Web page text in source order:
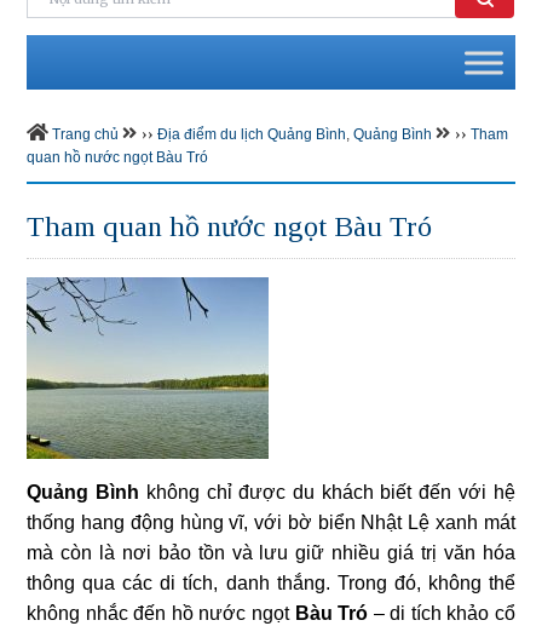
Trang chủ ›› Địa điểm du lịch Quảng Bình,Quảng Bình ›› Tham
quan hồ nước ngọt Bàu Tró
Tham quan hồ nước ngọt Bàu Tró
Quảng Bình không chỉ được du khách biết đến với hệ
thống hang động hùng vĩ, với bờ biển Nhật Lệ xanh mát
mà còn là nơi bảo tồn và lưu giữ nhiều giá trị văn hóa
thông qua các di tích, danh thắng. Trong đó, không thể
không nhắc đến hồ nước ngọt Bàu Tró – di tích khảo cổ